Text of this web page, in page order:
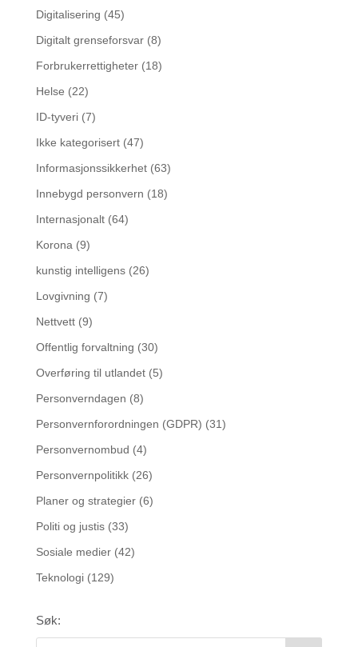
Digitalisering (45)
Digitalt grenseforsvar(8)
Forbrukerrettigheter(18)
Helse (22)
ID-tyveri(7)
Ikke kategorisert(47)
Informasjonssikkerhet(63)
Innebygd personvern (18)
Internasjonalt(64)
Korona (9)
kunstig intelligens(26)
Lovgivning (7)
Nettvett(9)
Offentlig forvaltning (30)
Overføring til utlandet(5)
Personverndagen (8)
Personvernforordningen (GDPR) (31)
Personvernombud (4)
Personvernpolitikk(26)
Planer og strategier(6)
Politi og justis(33)
Sosiale medier(42)
Teknologi(129)
Søk: